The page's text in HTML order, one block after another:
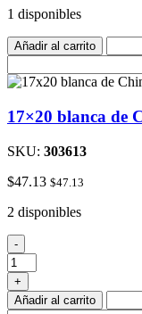
1 disponibles
Añadir al carrito
17×20 blanca de
SKU: 303613
$47.13 $47.13
2 disponibles
17x20
blanca
de
China
Lavabo
-
+
Añadir al carrito